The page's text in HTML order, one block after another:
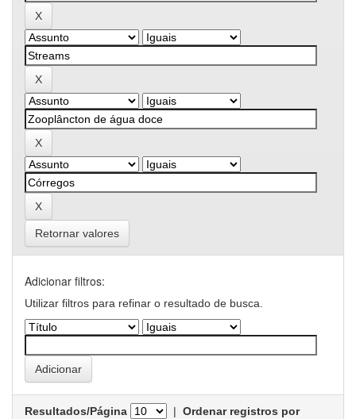
Retornar valores
Adicionar filtros:
Utilizar filtros para refinar o resultado de busca.
Resultados/Página | Ordenar registros por